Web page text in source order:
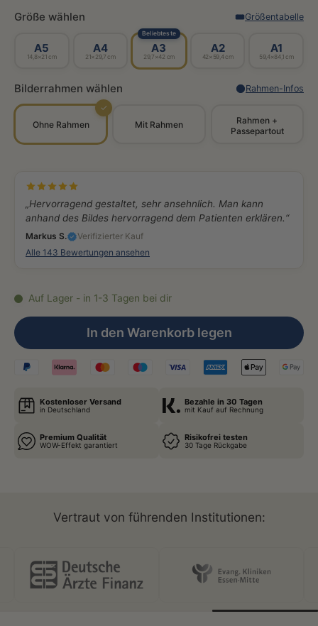
Größe wählen Größentabelle
A5
14,8×21 cm
A4
21×29,7 cm
Beliebteste
A3
29,7×42 cm
A2
42×59,4 cm
A1
59,4×84,1 cm
Bilderrahmen wählen Rahmen-Infos
Ohne Rahmen
✓
Mit Rahmen
Rahmen +
Passepartout
„Hervorragend gestaltet, sehr ansehnlich. Man kann
anhand des Bildes hervorragend dem Patienten erklären.“
Markus S.
Verifizierter Kauf
Alle 143 Bewertungen ansehen
Auf Lager - in 1-3 Tagen bei dir
In den Warenkorb legen
Kostenloser Versand
in Deutschland
Bezahle in 30 Tagen
mit Kauf auf Rechnung
Premium Qualität
WOW-Effekt garantiert
Risikofrei testen
30 Tage Rückgabe
Vertraut von führenden Institutionen: